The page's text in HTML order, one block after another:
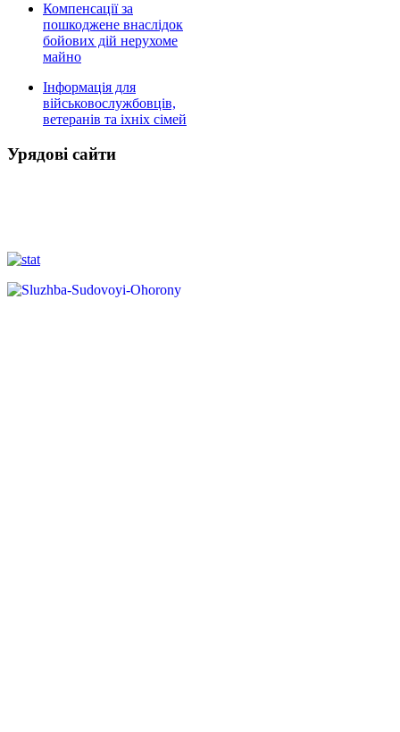
Компенсації за
пошкоджене внаслідок
бойових дій нерухоме
майно
Інформація для
військовослужбовців,
ветеранів та іхніх сімей
Урядові сайти